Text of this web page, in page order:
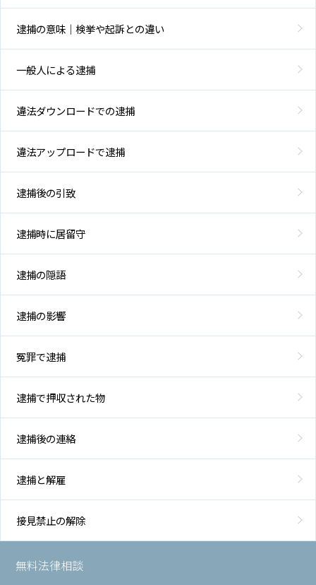
逮捕の意味｜検挙や起訴との違い
一般人による逮捕
違法ダウンロードでの逮捕
違法アップロードで逮捕
逮捕後の引致
逮捕時に居留守
逮捕の隠語
逮捕の影響
冤罪で逮捕
逮捕で押収された物
逮捕後の連絡
逮捕と解雇
接見禁止の解除
無料法律相談